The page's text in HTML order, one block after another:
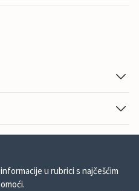
u rubrici s najčešćim